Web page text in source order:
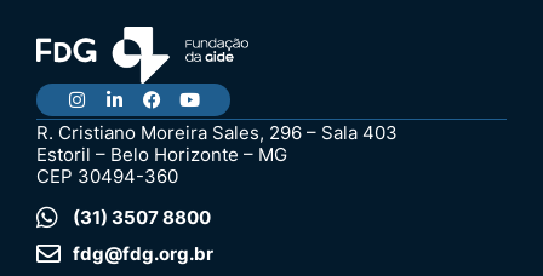
R. Cristiano Moreira Sales, 296 – Sala 403
Estoril – Belo Horizonte – MG
CEP 30494-360
(31) 3507 8800
fdg@fdg.org.br